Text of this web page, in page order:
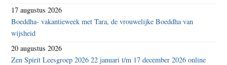
17 augustus 2026
Boeddha- vakantieweek met Tara, de vrouwelijke Boeddha van
wijsheid
20 augustus 2026
Zen Spirit Leesgroep 2026 22 januari t/m 17 december 2026 online